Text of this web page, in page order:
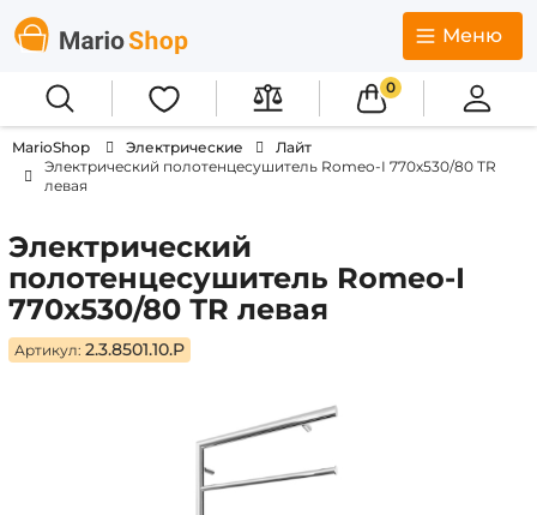
Меню
0
MarioShop Электрические
Лайт
Электрический полотенцесушитель Romeo-І 770х530/80 ТR
левая
Электрический
полотенцесушитель Romeo-І
770х530/80 ТR левая
Артикул: 2.3.8501.10.P